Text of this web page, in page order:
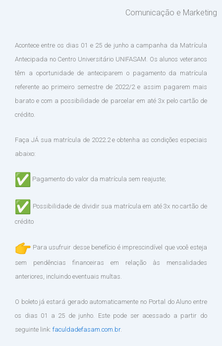
Comunicação e Marketing
Acontece entre os dias 01 e 25 de junho a campanha da Matrícula
Antecipada no Centro Universitário UNIFASAM. Os alunos veteranos
têm a oportunidade de anteciparem o pagamento da matrícula
referente ao primeiro semestre de 2022/2 e assim pagarem mais
barato e com a possibilidade de parcelar em até 3x pelo cartão de
crédito.
Faça JÁ sua matrícula de 2022.2 e obtenha as condições especiais
abaixo:
Pagamento do valor da matrícula sem reajuste;
Possibilidade de dividir sua matrícula em até 3x no cartão de
crédito
Para usufruir desse benefício é imprescindível que você esteja
sem pendências financeiras em relação às mensalidades
anteriores, incluindo eventuais multas.
O boleto já estará gerado automaticamente no Portal do Aluno entre
os dias 01 a 25 de junho. Este pode ser acessado a partir do
seguinte link: faculdadefasam.com.br.